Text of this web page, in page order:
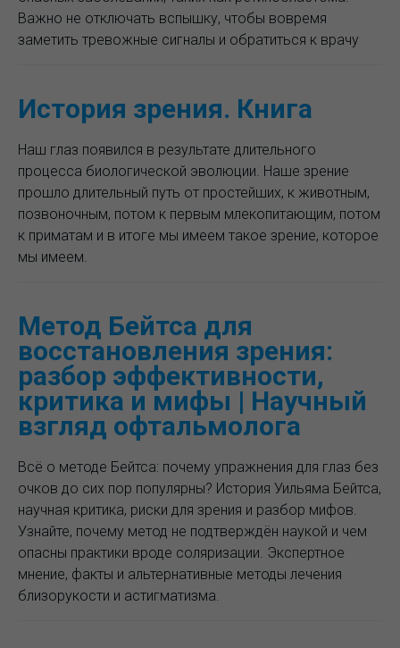
Важно не отключать вспышку, чтобы вовремя
заметить тревожные сигналы и обратиться к врачу
История зрения. Книга
Наш глаз появился в результате длительного
процесса биологической эволюции. Наше зрение
прошло длительный путь от простейших, к животным,
позвоночным, потом к первым млекопитающим, потом
к приматам и в итоге мы имеем такое зрение, которое
мы имеем.
Метод Бейтса для
восстановления зрения:
разбор эффективности,
критика и мифы | Научный
взгляд офтальмолога
Всё о методе Бейтса: почему упражнения для глаз без
очков до сих пор популярны? История Уильяма Бейтса,
научная критика, риски для зрения и разбор мифов.
Узнайте, почему метод не подтверждён наукой и чем
опасны практики вроде соляризации. Экспертное
мнение, факты и альтернативные методы лечения
близорукости и астигматизма.